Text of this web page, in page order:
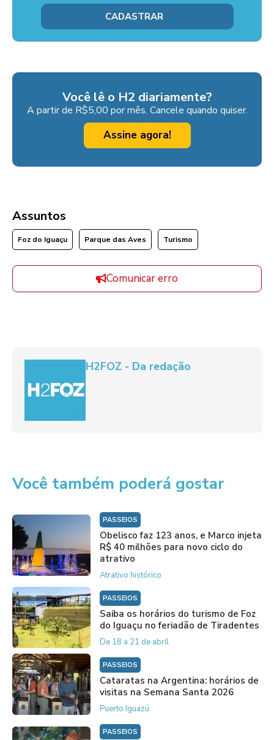
Você lê o H2 diariamente?
A partir de R$5,00 por mês. Cancele quando quiser.
Assine agora!
Assuntos
Foz do Iguaçu Parque das Aves Turismo
Comunicar erro
H2FOZ - Da redação
Você também poderá gostar
PASSEIOS
Obelisco faz 123 anos, e Marco injeta
R$ 40 milhões para novo ciclo do
atrativo
Atrativo histórico
PASSEIOS
Saiba os horários do turismo de Foz
do Iguaçu no feriadão de Tiradentes
De 18 a 21 de abril
PASSEIOS
Cataratas na Argentina: horários de
visitas na Semana Santa 2026
Puerto Iguazú
PASSEIOS